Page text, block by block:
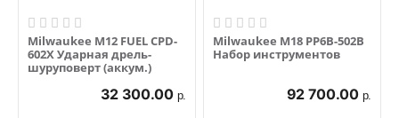
Milwaukee M12 FUEL CPD-
602X Ударная дрель-
шуруповерт (аккум.)
32 300.00 р.
Milwaukee M18 PP6B-502B
Набор инструментов
92 700.00 р.